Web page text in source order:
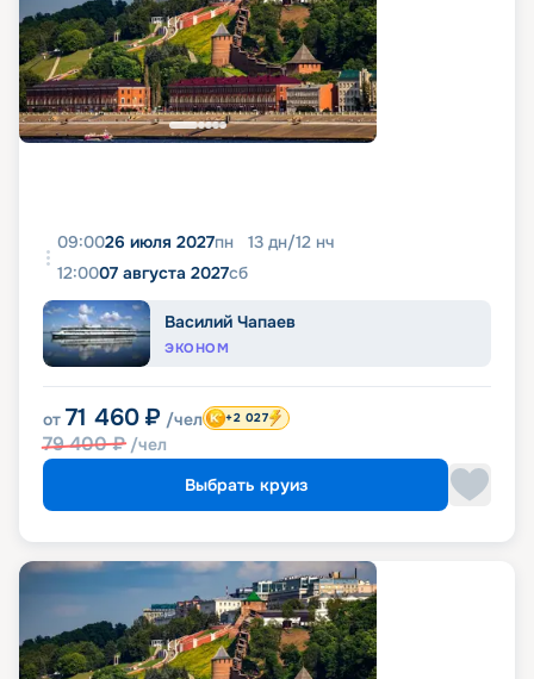
09:0026 июля 2027пн 13 дн/12 нч
12:0007 августа 2027сб
Василий Чапаев
ЭКОНОМ
от 71 460 ₽ /чел
79 400₽ /чел
+2 027
Выбрать круиз